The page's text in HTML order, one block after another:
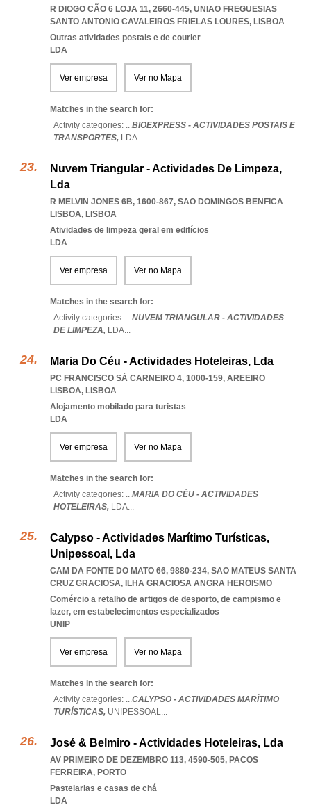
R DIOGO CÃO 6 LOJA 11, 2660-445, UNIAO FREGUESIAS
SANTO ANTONIO CAVALEIROS FRIELAS LOURES, LISBOA
Outras atividades postais e de courier
LDA
Ver empresa Ver no Mapa
Matches in the search for:
Activity categories: ...BIOEXPRESS - ACTIVIDADES POSTAIS E
TRANSPORTES, LDA...
Nuvem Triangular - Actividades De Limpeza,
Lda
R MELVIN JONES 6B, 1600-867, SAO DOMINGOS BENFICA
LISBOA, LISBOA
Atividades de limpeza geral em edifícios
LDA
Ver empresa Ver no Mapa
Matches in the search for:
Activity categories: ...NUVEM TRIANGULAR - ACTIVIDADES
DE LIMPEZA, LDA...
Maria Do Céu - Actividades Hoteleiras, Lda
PC FRANCISCO SÁ CARNEIRO 4, 1000-159, AREEIRO
LISBOA, LISBOA
Alojamento mobilado para turistas
LDA
Ver empresa Ver no Mapa
Matches in the search for:
Activity categories: ...MARIA DO CÉU - ACTIVIDADES
HOTELEIRAS, LDA...
Calypso - Actividades Marítimo Turísticas,
Unipessoal, Lda
CAM DA FONTE DO MATO 66, 9880-234, SAO MATEUS SANTA
CRUZ GRACIOSA, ILHA GRACIOSA ANGRA HEROISMO
Comércio a retalho de artigos de desporto, de campismo e
lazer, em estabelecimentos especializados
UNIP
Ver empresa Ver no Mapa
Matches in the search for:
Activity categories: ...CALYPSO - ACTIVIDADES MARÍTIMO
TURÍSTICAS, UNIPESSOAL...
José & Belmiro - Actividades Hoteleiras, Lda
AV PRIMEIRO DE DEZEMBRO 113, 4590-505, PACOS
FERREIRA, PORTO
Pastelarias e casas de chá
LDA